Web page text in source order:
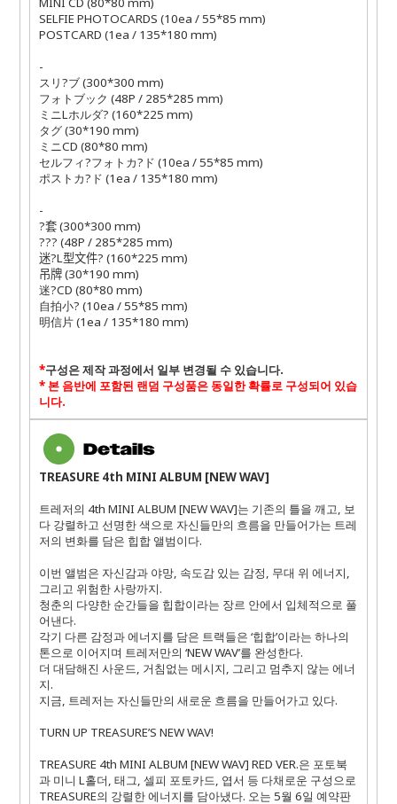
SELFIE PHOTOCARDS (10ea / 55*85 mm)
POSTCARD (1ea / 135*180 mm)
-
スリ?ブ(300*300 mm)
フォトブック (48P / 285*285 mm)
ミニLホルダ? (160*225 mm)
タグ(30*190 mm)
ミニCD (80*80 mm)
セルフィ?フォトカ? ド (10ea / 55*85 mm)
ポストカ? ド (1ea / 135*180 mm)
-
?套(300*300 mm)
??? (48P / 285*285 mm)
迷?L型文件? (160*225 mm)
吊牌(30*190 mm)
迷?CD (80*80 mm)
自拍小? (10ea / 55*85 mm)
明信片(1ea / 135*180 mm)
*구성은 제작 과정에서 일부 변경될 수 있습니다.
* 본 음반에 포함된 랜덤 구성품은 동일한 확률로 구성되어 있습
니다.
TREASURE 4th MINI ALBUM [NEW WAV]
트레저의 4th MINI ALBUM [NEW WAV]는 기존의 틀을 깨고, 보
다 강렬하고 선명한 색으로 자신들만의 흐름을 만들어가는 트레
저의 변화를 담은 힙합 앨범이다.
이번 앨범은 자신감과 야망, 속도감 있는 감정, 무대 위 에너지,
그리고 위험한 사랑까지.
청춘의 다양한 순간들을 힙합이라는 장르 안에서 입체적으로 풀
어낸다.
각기 다른 감정과 에너지를 담은 트랙들은 ‘힙합’이라는 하나의
톤으로 이어지며 트레저만의 ‘NEW WAV’를 완성한다.
더 대담해진 사운드, 거침없는 메시지, 그리고 멈추지 않는 에너
지.
지금, 트레저는 자신들만의 새로운 흐름을 만들어가고 있다.
TURN UP TREASURE’S NEW WAV!
TREASURE 4th MINI ALBUM [NEW WAV] RED VER.은 포토북
과 미니 L홀더, 태그, 셀피 포토카드, 엽서 등 다채로운 구성으로
TREASURE의 강렬한 에너지를 담아냈다. 오는 5월 6일 예약판